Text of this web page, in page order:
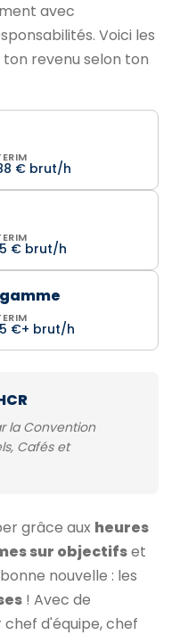
avec
Voici les
revenu selon ton
€ brut/h
€ brut/h
€+ brut/h
la Convention
Cafés et
grâce aux heures
sur objectifset
nouvelle : les
! Avec de
d'équipe, chef